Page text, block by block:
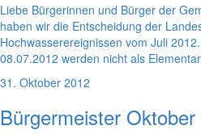
Liebe Bürgerinnen und Bürger der
haben wir die Entscheidung der
Hochwasserereignissen vom Juli
08.07.2012 werden nicht als
31. Oktober 2012
Bürgermeister